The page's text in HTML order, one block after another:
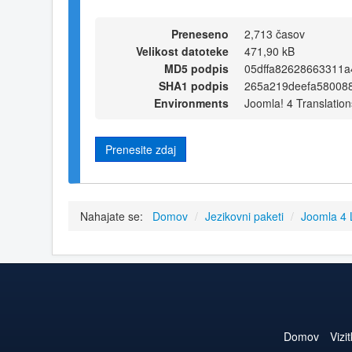
Preneseno
2,713 časov
Velikost datoteke
471,90 kB
MD5 podpis
SHA1 podpis
Environments
Joomla! 4
Prenesite zdaj
Nahajate se: Domov / Jezikovni paketi / Joomla 4
Domov